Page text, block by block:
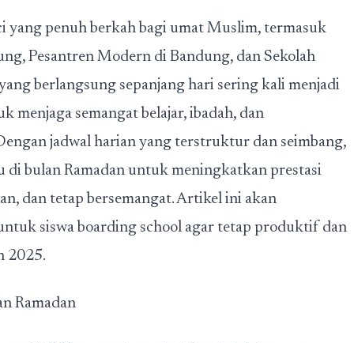
yang penuh berkah bagi umat Muslim, termasuk
, Pesantren Modern di Bandung, dan Sekolah
berlangsung sepanjang hari sering kali menjadi
menjaga semangat belajar, ibadah, dan
jadwal harian yang terstruktur dan seimbang,
di bulan Ramadan untuk meningkatkan prestasi
dan tetap bersemangat. Artikel ini akan
siswa boarding school agar tetap produktif dan
2025.
Ramadan